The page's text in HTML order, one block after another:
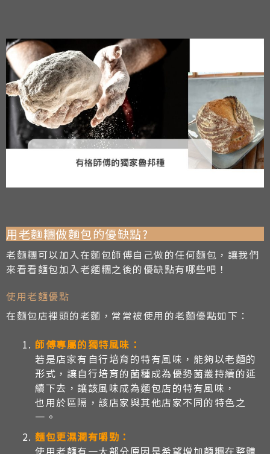
用老麵糰做麵包的優缺點?
老麵糰可以加入在麵包師傅自己做的任何麵包，讓我們
來看看麵包加入老麵糰之後的優缺點有哪些吧！
使用老麵優點
在麵包店裡頭的老麵，常常被使用的老麵優點如下：
師傅專屬的獨特風味：
若是店家有自行培育的特有風味，能夠以老麵的
形式，讓自行培育的菌種成為優勢菌叢持續的延
續下去，讓該風味成為麵包店的特有風味，
也用於區隔，該店家與其他店家不同的特色之
一。
麵包更濕潤有嚼勁：